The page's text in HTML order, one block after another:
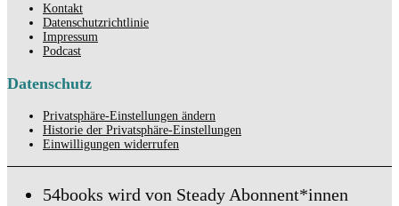
Kontakt
Datenschutzrichtlinie
Impressum
Podcast
Datenschutz
Privatsphäre-Einstellungen ändern
Historie der Privatsphäre-Einstellungen
Einwilligungen widerrufen
54books wird von Steady Abonnent*innen